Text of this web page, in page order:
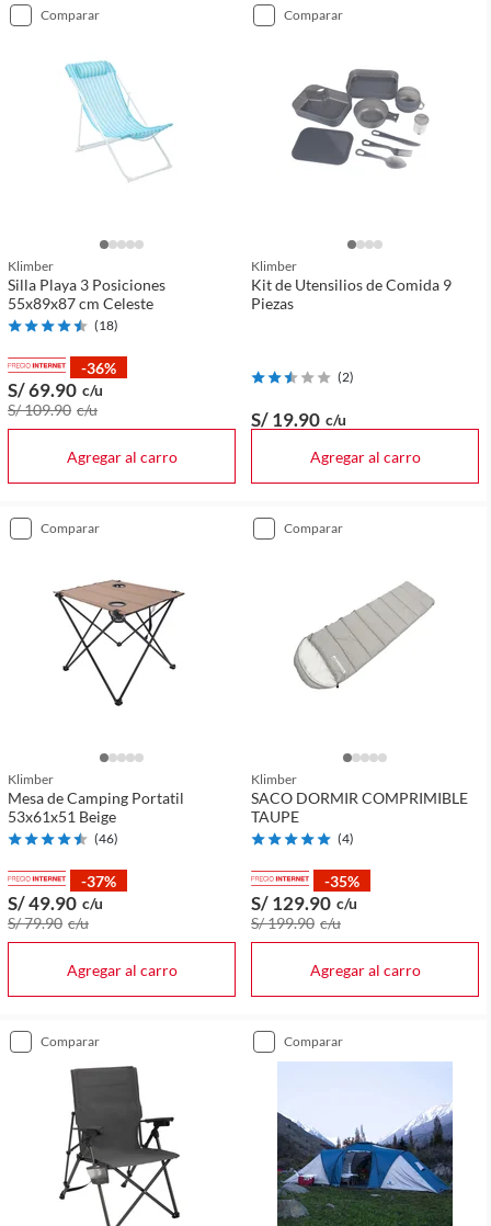
comparar
Klimber
Silla Playa 3 Posiciones
55x89x87 cm Celeste
(18)
-36%
S/ 69.90 c/u
S/ 109.90 c/u
Agregar al carro
comparar
Klimber
Kit de Utensilios de Comida 9
Piezas
(2)
S/ 19.90 c/u
Agregar al carro
comparar
Klimber
Mesa de Camping Portatil
53x61x51 Beige
(46)
-37%
S/ 49.90 c/u
S/ 79.90 c/u
Agregar al carro
comparar
Klimber
SACO DORMIR COMPRIMIBLE
TAUPE
(4)
-35%
S/ 129.90 c/u
S/ 199.90 c/u
Agregar al carro
comparar comparar